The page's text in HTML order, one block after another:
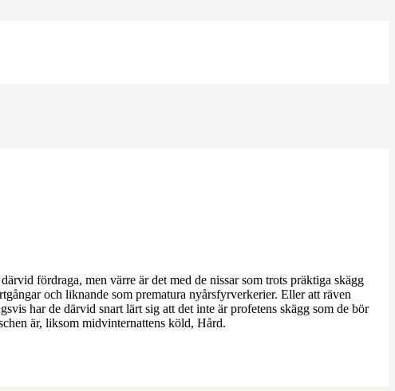
fördraga, men värre är det med de nissar som trots präktiga skägg
och liknande som prematura nyårsfyrverkerier. Eller att räven
har de därvid snart lärt sig att det inte är profetens skägg som de bör
är, liksom midvinternattens köld, Hård.